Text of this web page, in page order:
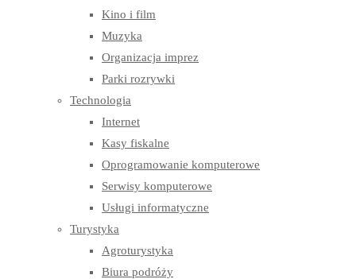
Kino i film
Muzyka
Organizacja imprez
Parki rozrywki
Technologia
Internet
Kasy fiskalne
Oprogramowanie komputerowe
Serwisy komputerowe
Usługi informatyczne
Turystyka
Agroturystyka
Biura podróży